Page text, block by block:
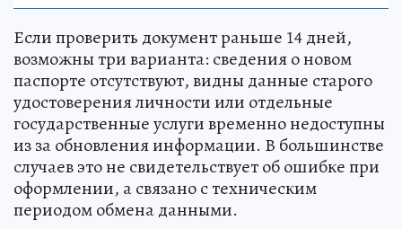
Если проверить документ раньше 14 дней,
возможны три варианта: сведения о новом
паспорте отсутствуют, видны данные старого
удостоверения личности или отдельные
государственные услуги временно недоступны
из за обновления информации. В большинстве
случаев это не свидетельствует об ошибке при
оформлении, а связано с техническим
периодом обмена данными.